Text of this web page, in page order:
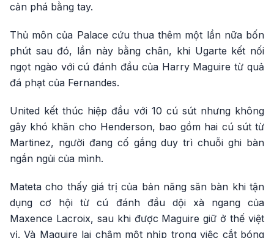
cản phá bằng tay.
Thủ môn của Palace cứu thua thêm một lần nữa bốn
phút sau đó, lần này bằng chân, khi Ugarte kết nối
ngọt ngào với cú đánh đầu của Harry Maguire từ quả
đá phạt của Fernandes.
United kết thúc hiệp đầu với 10 cú sút nhưng không
gây khó khăn cho Henderson, bao gồm hai cú sút từ
Martinez, người đang cố gắng duy trì chuỗi ghi bàn
ngắn ngủi của mình.
Mateta cho thấy giá trị của bản năng săn bàn khi tận
dụng cơ hội từ cú đánh đầu dội xà ngang của
Maxence Lacroix, sau khi được Maguire giữ ở thế việt
vị. Và Maguire lại chậm một nhịp trong việc cắt bóng